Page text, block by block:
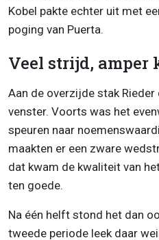
Kobel pakte echter uit met
poging van Puerta.
Veel strijd, amper
Aan de overzijde stak
venster. Voorts was het
speuren naar
maakten er een zware
dat kwam de kwaliteit van
ten goede.
Na één helft stond het dan
tweede periode leek daar